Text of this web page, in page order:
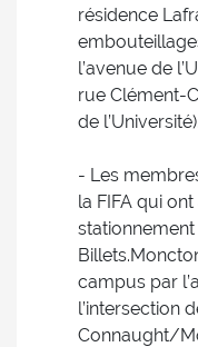
résidence
l’avenue de
rue Clément-
de l’Université).
- Les
la FIFA qui
campus par
l’intersection
Connaught/